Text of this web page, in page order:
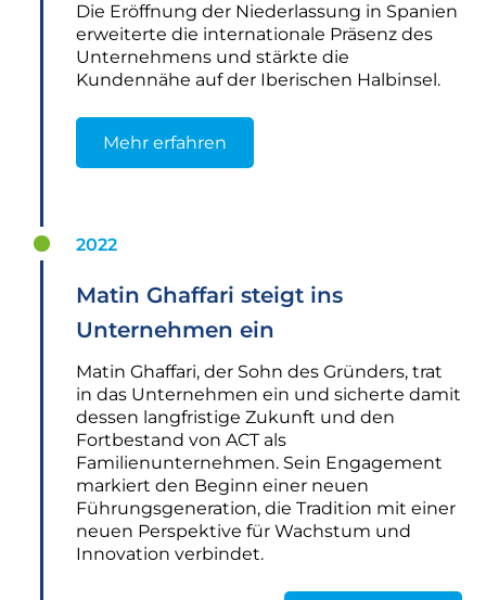
Die Eröffnung der Niederlassung in Spanien
erweiterte die internationale Präsenz des
Unternehmens und stärkte die
Kundennähe auf der Iberischen Halbinsel.
Mehr erfahren
2022
Matin Ghaffari steigt ins
Unternehmen ein
Matin Ghaffari, der Sohn des Gründers, trat
in das Unternehmen ein und sicherte damit
dessen langfristige Zukunft und den
Fortbestand von ACT als
Familienunternehmen. Sein Engagement
markiert den Beginn einer neuen
Führungsgeneration, die Tradition mit einer
neuen Perspektive für Wachstum und
Innovation verbindet.